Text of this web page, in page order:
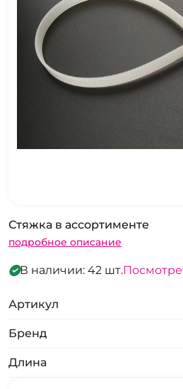
Стяжка в ассортименте
подробное описание
В наличии: 42 шт.
Артикул
Бренд
Длина